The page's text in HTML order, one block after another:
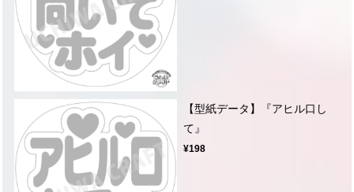
【型紙データ】『アヒル口し
て』
¥198